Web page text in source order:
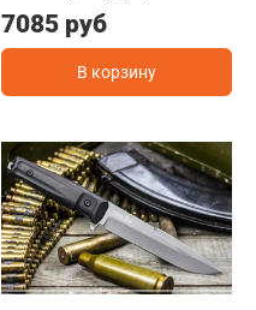
7085 руб
В корзину